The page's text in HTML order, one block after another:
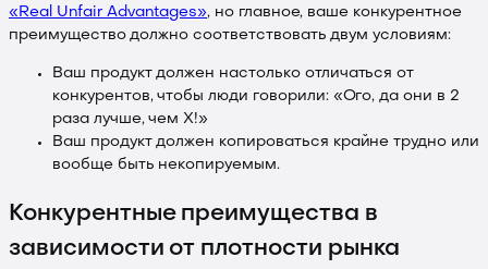
«Real Unfair Advantages», но главное, ваше конкурентное
преимущество должно соответствовать двум условиям:
Ваш продукт должен настолько отличаться от
конкурентов, чтобы люди говорили: «Ого, да они в 2
раза лучше, чем X!»
Ваш продукт должен копироваться крайне трудно или
вообще быть некопируемым.
Конкурентные преимущества в
зависимости от плотности рынка